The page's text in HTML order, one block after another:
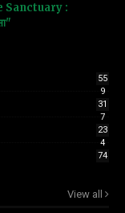
Sanctuary :
55
9
31
7
23
4
74
View all